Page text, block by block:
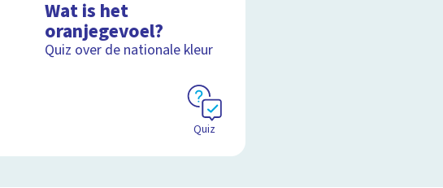
Wat is het
oranjegevoel?
Quiz over de nationale kleur
Quiz